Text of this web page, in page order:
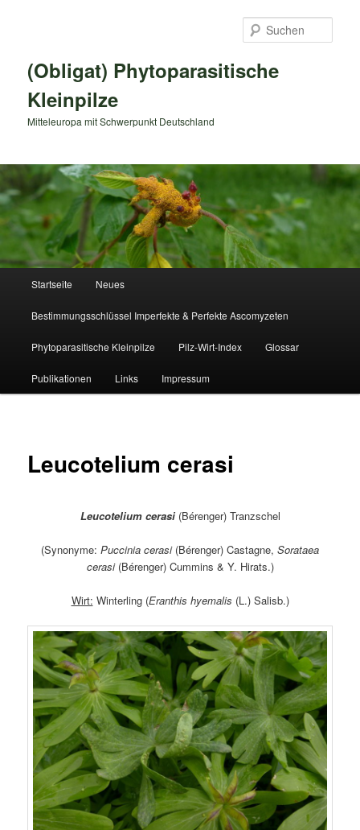
(Obligat) Phytoparasitische
Kleinpilze
Mitteleuropa mit Schwerpunkt Deutschland
Startseite Neues
Bestimmungsschlüssel Imperfekte & Perfekte Ascomyzeten
Phytoparasitische Kleinpilze Pilz-Wirt-Index Glossar
Publikationen Links Impressum
Leucotelium cerasi
Leucotelium cerasi (Bérenger) Tranzschel
(Synonyme: Puccinia cerasi (Bérenger) Castagne, Sorataea
cerasi (Bérenger) Cummins & Y. Hirats.)
Wirt: Winterling (Eranthis hyemalis (L.) Salisb.)